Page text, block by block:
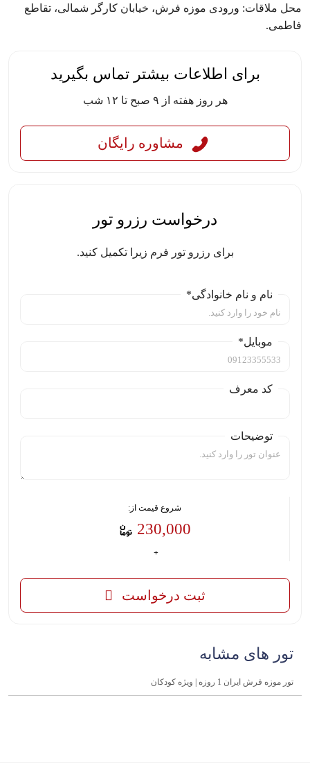
محل ملاقات: ورودی موزه فرش، خیابان کارگر شمالی، تقاطع
فاطمی.
برای اطلاعات بیشتر تماس بگیرید
هر روز هفته از ۹ صبح تا ۱۲ شب
مشاوره رایگان
درخواست رزرو تور
برای رزرو تور فرم زیرا تکمیل کنید.
نام و نام خانوادگی*
موبایل*
کد معرف
توضیحات
شروع قیمت از:
230,000
ثبت درخواست
تور های مشابه
تور موزه فرش ایران 1 روزه | ویژه کودکان